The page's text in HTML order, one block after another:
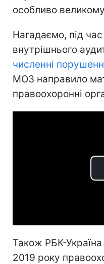
особливо
Нагадаємо, під
внутрішнього
численні
МОЗ направило
правоохоронні
Також РБК-
2019 року